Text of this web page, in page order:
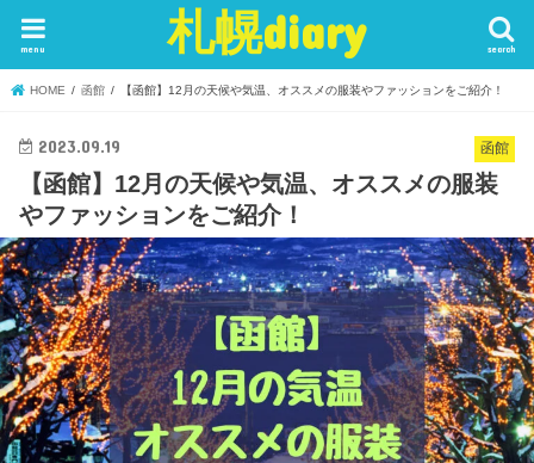
札幌diary search
menu
HOME 函館 【函館】12月の天候や気温、オススメの服装やファッションをご紹介！
函館
2023.09.19
【函館】12月の天候や気温、オススメの服装
やファッションをご紹介！